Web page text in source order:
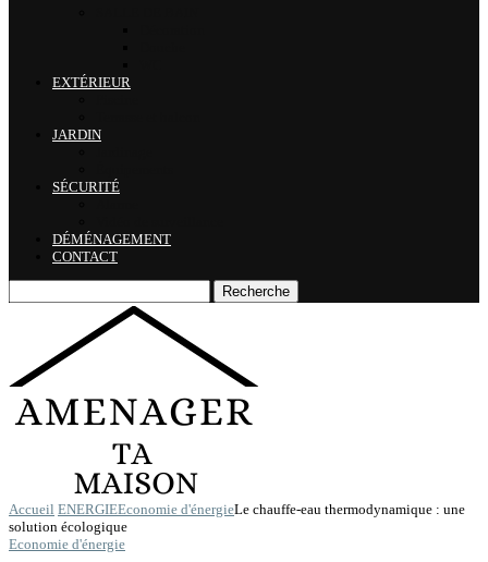
EXTÉRIEUR
JARDIN
SÉCURITÉ
DÉMÉNAGEMENT
CONTACT
Recherche
Accueil ENERGIEEconomie d'énergieLe chauffe-eau thermodynamique : une
solution écologique
Economie d'énergie